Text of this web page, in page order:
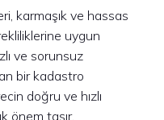
karmaşık ve hassas
uygun
ve sorunsuz
bir kadastro
doğru ve hızlı
önem taşır.